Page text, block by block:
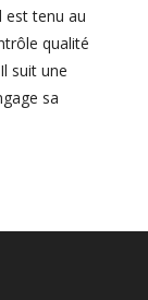
est tenu au
qualité
suit une
sa